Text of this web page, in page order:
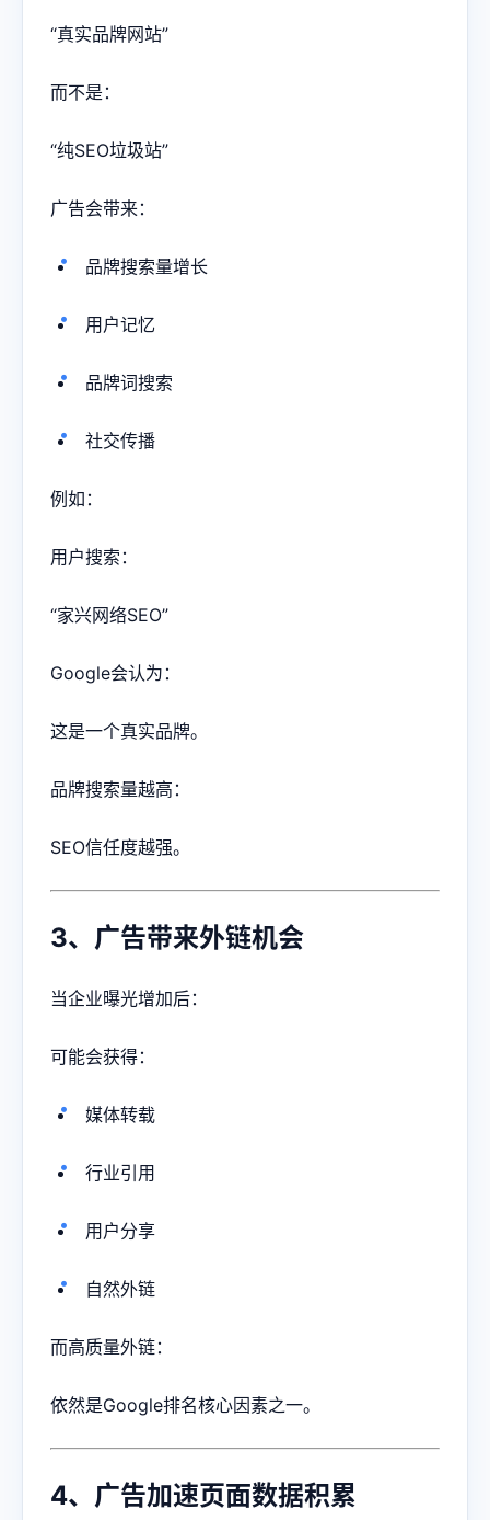
“真实品牌网站”
而不是：
“纯SEO垃圾站”
广告会带来：
品牌搜索量增长
用户记忆
品牌词搜索
社交传播
例如：
用户搜索：
“家兴网络SEO”
Google会认为：
这是一个真实品牌。
品牌搜索量越高：
SEO信任度越强。
3、广告带来外链机会
当企业曝光增加后：
可能会获得：
媒体转载
行业引用
用户分享
自然外链
而高质量外链：
依然是Google排名核心因素之一。
4、广告加速页面数据积累